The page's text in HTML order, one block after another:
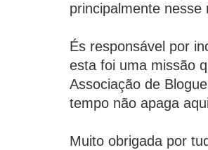
principalmente
És responsável por
esta foi uma missão
Associação de
tempo não apaga
Muito obrigada por